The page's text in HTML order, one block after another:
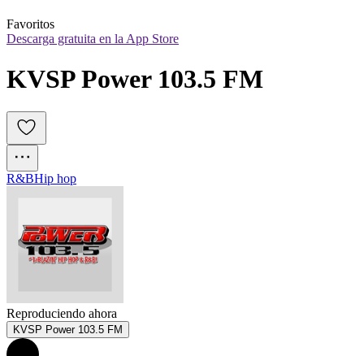
Favoritos
Descarga gratuita en la App Store
KVSP Power 103.5 FM
R&BHip hop
Reproduciendo ahora
KVSP Power 103.5 FM